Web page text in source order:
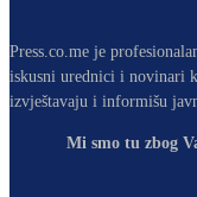
Press.co.me je
iskusni urednici i novinari
izvještavaju i informišu
Mi smo tu zbog